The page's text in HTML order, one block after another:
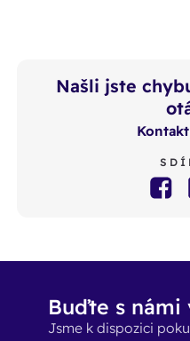
Našli jste
Buďte s
Jsme k dispozici